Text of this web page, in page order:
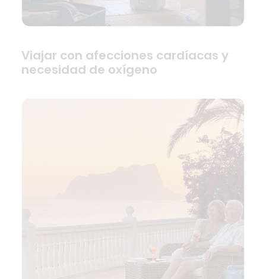
Viajar con afecciones cardíacas y
necesidad de oxígeno